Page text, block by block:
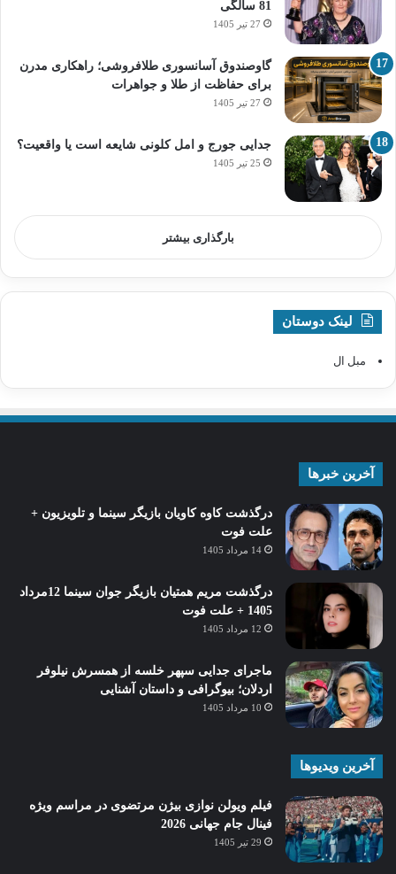
81 سالگی
27 تیر 1405
گاوصندوق آسانسوری طلافروشی؛ راهکاری مدرن
برای حفاظت از طلا و جواهرات
27 تیر 1405
جدایی جورج و امل کلونی شایعه است یا واقعیت؟
25 تیر 1405
بارگذاری بیشتر
لینک دوستان
مبل ال
آخرین خبرها
درگذشت کاوه کاویان بازیگر سینما و تلویزیون +
علت فوت
14 مرداد 1405
درگذشت مریم همتیان بازیگر جوان سینما 12مرداد
1405 + علت فوت
12 مرداد 1405
ماجرای جدایی سپهر خلسه از همسرش نیلوفر
اردلان؛ بیوگرافی و داستان آشنایی
10 مرداد 1405
آخرین ویدیوها
فیلم ویولن نوازی بیژن مرتضوی در مراسم ویژه
فینال جام جهانی 2026
29 تیر 1405